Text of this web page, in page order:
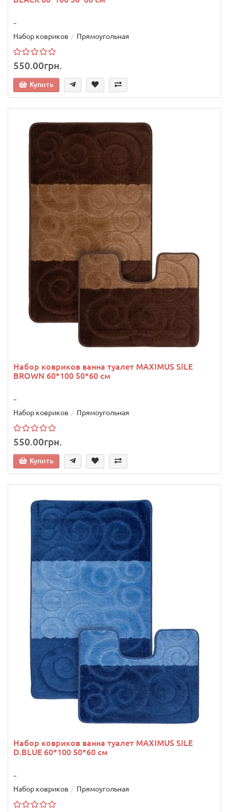
..
Набор ковриков
Прямоугольная
550.00грн.
Купить
Набор ковриков ванна туалет MAXIMUS SILE
BROWN 60*100 50*60 см
..
Набор ковриков
Прямоугольная
550.00грн.
Купить
Набор ковриков ванна туалет MAXIMUS SILE
D.BLUE 60*100 50*60 см
..
Набор ковриков
Прямоугольная